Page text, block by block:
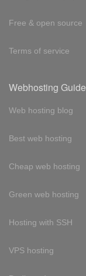
Free & open source
Terms of service
Webhosting Guide
Web hosting blog
Best web hosting
Cheap web hosting
Green web hosting
Hosting with SSH
VPS hosting